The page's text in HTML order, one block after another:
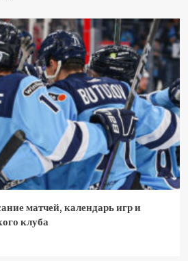
матчей, календарь игр и
клуба